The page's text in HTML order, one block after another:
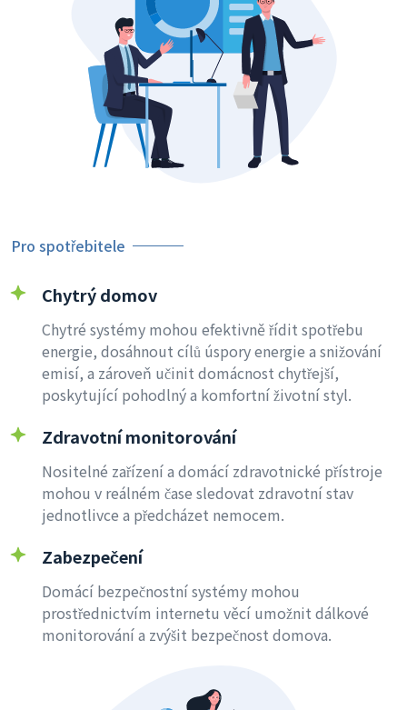
Pro spotřebitele
Chytrý domov
Chytré systémy mohou efektivně řídit spotřebu
energie, dosáhnout cílů úspory energie a snižování
emisí, a zároveň učinit domácnost chytřejší,
poskytující pohodlný a komfortní životní styl.
Zdravotní monitorování
Nositelné zařízení a domácí zdravotnické přístroje
mohou v reálném čase sledovat zdravotní stav
jednotlivce a předcházet nemocem.
Zabezpečení
Domácí bezpečnostní systémy mohou
prostřednictvím internetu věcí umožnit dálkové
monitorování a zvýšit bezpečnost domova.